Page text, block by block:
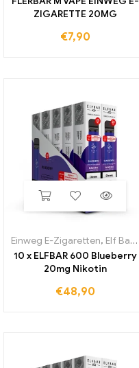
ZIGARETTE 20MG
€7,90
Einweg E-Zigaretten, Elf Bar 600
10 x ELFBAR 600 Blueberry
20mg Nikotin
€48,90